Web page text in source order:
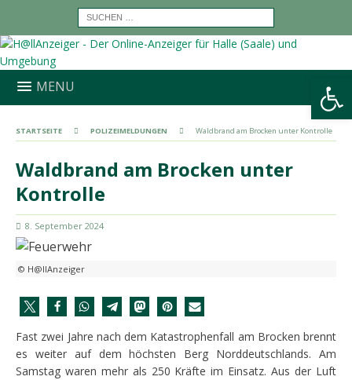
Werkzeugleiste öffnen
MENU
STARTSEITE POLIZEIMELDUNGEN Waldbrand am Brocken unter Kontrolle
Waldbrand am Brocken unter
Kontrolle
8. September 2024
© H@llAnzeiger
Fast zwei Jahre nach dem Katastrophenfall am Brocken brennt
es weiter auf dem höchsten Berg Norddeutschlands. Am
Samstag waren mehr als 250 Kräfte im Einsatz. Aus der Luft